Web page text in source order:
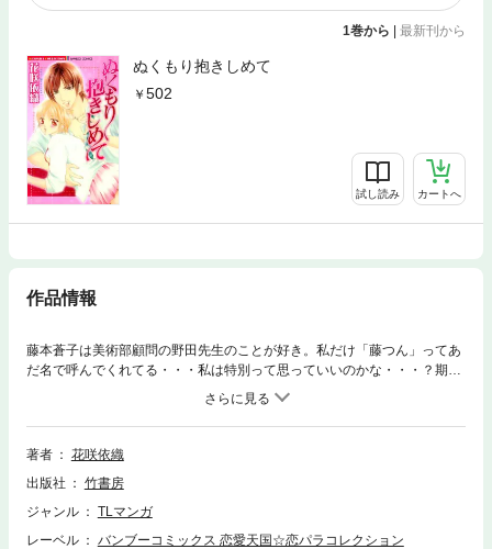
1巻から | 最新刊から
ぬくもり抱きしめて
502
試し読み カートへ
作品情報
藤本蒼子は美術部顧問の野田先生のことが好き。私だけ「藤つん」ってあ
だ名で呼んでくれてる・・・私は特別って思っていいのかな・・・？期待
しちゃうよ、先生。だから「藤本はただ話しやすいだけ」なんて言葉きき
たくなかった。わかっていたけど、辛いよ―――、ねえ先生。恋する気持
ちが溢れてきちゃう６つのエッチな純愛ＬＯＶＥに加えて、書き下ろし番
外編も収録の傑作集！
著者
花咲依織
出版社
竹書房
ジャンル
TLマンガ
レーベル
バンブーコミックス 恋愛天国☆恋パラコレクション